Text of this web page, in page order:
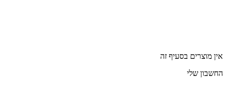
אין מוצרים בסעיף זה
החשבון שלי